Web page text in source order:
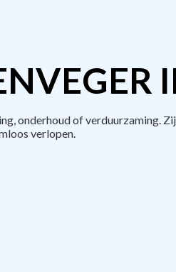
onderhoud of verduurzaming. Zij
verlopen.